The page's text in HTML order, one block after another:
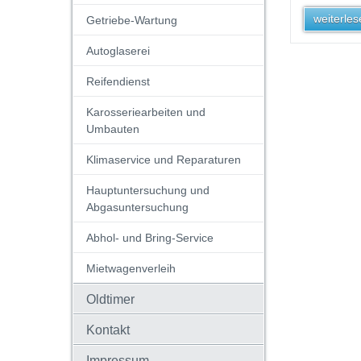
Getriebe-Wartung
Autoglaserei
Reifendienst
Karosseriearbeiten und
Umbauten
Klimaservice und Reparaturen
Hauptuntersuchung und
Abgasuntersuchung
Abhol- und Bring-Service
Mietwagenverleih
Oldtimer
Kontakt